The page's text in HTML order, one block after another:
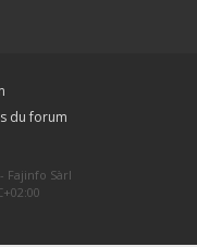
du forum
Fajinfo Sàrl